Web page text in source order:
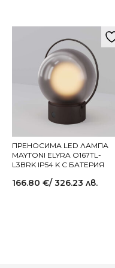
ПРЕНОСИМА LED ЛАМПА
MAYTONI ELYRA O167TL-
L3BRK IP54 K С БАТЕРИЯ
166.80 €/ 326.23 лв.